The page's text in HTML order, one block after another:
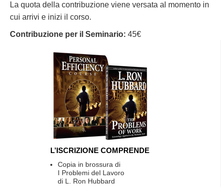
La quota della contribuzione viene versata al momento in
cui arrivi e inizi il corso.
Contribuzione per il Seminario: 45€
L’ISCRIZIONE COMPRENDE
Copia in brossura di
I Problemi del Lavoro
di L. Ron Hubbard